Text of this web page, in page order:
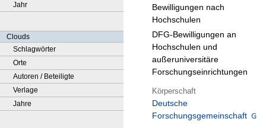
Jahr
Clouds
Schlagwörter
Orte
Autoren / Beteiligte
Verlage
Jahre
Bewilligungen nach
Hochschulen
DFG-Bewilligungen an
Hochschulen und
außeruniversitäre
Forschungseinrichtungen
Körperschaft
Deutsche
Forschungsgemeinschaft